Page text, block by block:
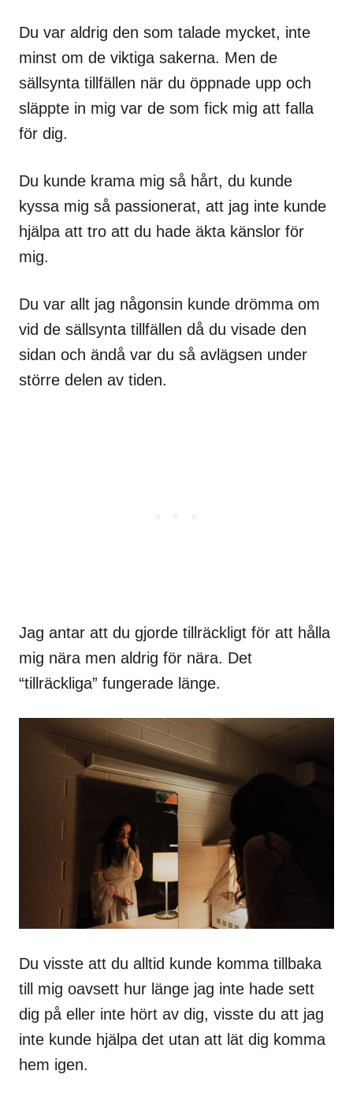
Du var aldrig den som talade mycket, inte
minst om de viktiga sakerna. Men de
sällsynta tillfällen när du öppnade upp och
släppte in mig var de som fick mig att falla
för dig.
Du kunde krama mig så hårt, du kunde
kyssa mig så passionerat, att jag inte kunde
hjälpa att tro att du hade äkta känslor för
mig.
Du var allt jag någonsin kunde drömma om
vid de sällsynta tillfällen då du visade den
sidan och ändå var du så avlägsen under
större delen av tiden.
Jag antar att du gjorde tillräckligt för att hålla
mig nära men aldrig för nära. Det
“tillräckliga” fungerade länge.
Du visste att du alltid kunde komma tillbaka
till mig oavsett hur länge jag inte hade sett
dig på eller inte hört av dig, visste du att jag
inte kunde hjälpa det utan att lät dig komma
hem igen.